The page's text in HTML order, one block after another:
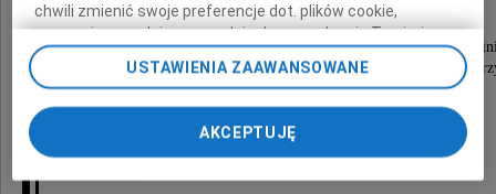
Pogrzeb rozpocznie się 23 listopada 2016 roku o
w Kaplicy Głównej na Cmentarzu Centralnym w Szczecinie
chwili zmienić swoje preferencje dot. plików cookie,
ponownie wywołując narzędzie do zarządzania Twoimi
preferencjami dot. przetwarzania danych poprzez
odnośnik „Ustawienia prywatności” w stopce serwisu i
Zmiana ustawień plików cookie możliwa jest także za
pomocą ustawień przeglądarki.
My, nasi Zaufani Partnerzy i Agora S.A. możemy
USTAWIENIA ZAAWANSOWANE
AKCEPTUJĘ